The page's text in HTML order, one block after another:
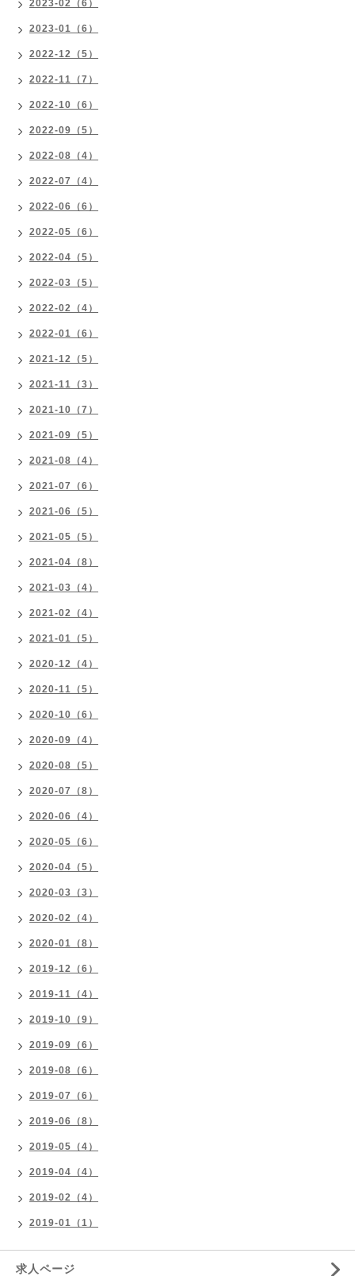
2023-02（6）
2023-01（6）
2022-12（5）
2022-11（7）
2022-10（6）
2022-09（5）
2022-08（4）
2022-07（4）
2022-06（6）
2022-05（6）
2022-04（5）
2022-03（5）
2022-02（4）
2022-01（6）
2021-12（5）
2021-11（3）
2021-10（7）
2021-09（5）
2021-08（4）
2021-07（6）
2021-06（5）
2021-05（5）
2021-04（8）
2021-03（4）
2021-02（4）
2021-01（5）
2020-12（4）
2020-11（5）
2020-10（6）
2020-09（4）
2020-08（5）
2020-07（8）
2020-06（4）
2020-05（6）
2020-04（5）
2020-03（3）
2020-02（4）
2020-01（8）
2019-12（6）
2019-11（4）
2019-10（9）
2019-09（6）
2019-08（6）
2019-07（6）
2019-06（8）
2019-05（4）
2019-04（4）
2019-02（4）
2019-01（1）
求人ページ